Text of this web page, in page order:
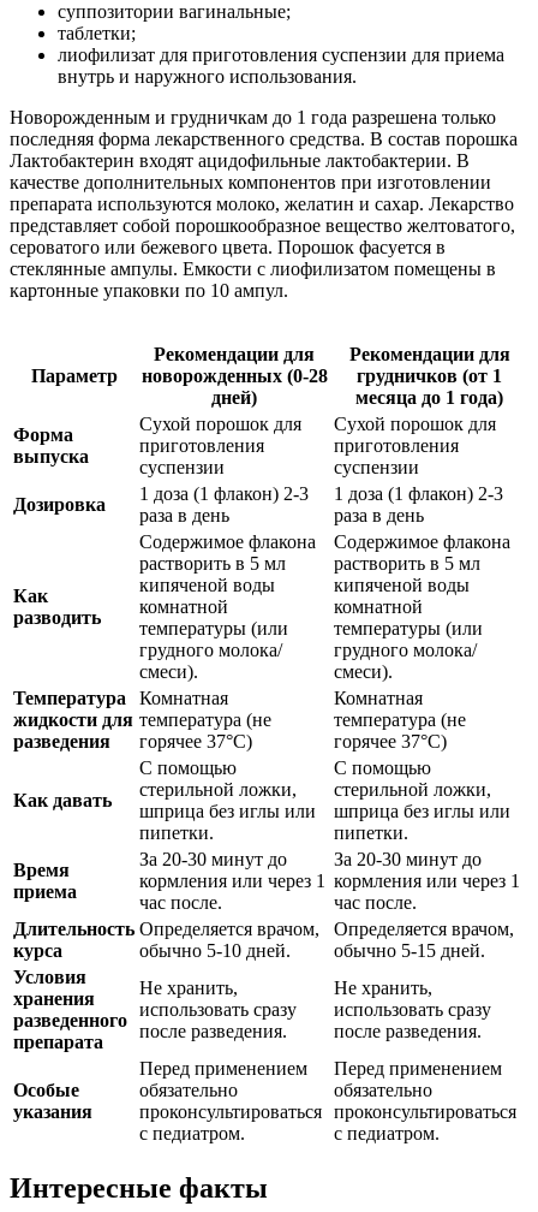
суппозитории вагинальные;
таблетки;
лиофилизат для приготовления суспензии для приема
внутрь и наружного использования.
Новорожденным и грудничкам до 1 года разрешена только
последняя форма лекарственного средства. В состав порошка
Лактобактерин входят ацидофильные лактобактерии. В
качестве дополнительных компонентов при изготовлении
препарата используются молоко, желатин и сахар. Лекарство
представляет собой порошкообразное вещество желтоватого,
сероватого или бежевого цвета. Порошок фасуется в
стеклянные ампулы. Емкости с лиофилизатом помещены в
картонные упаковки по 10 ампул.
Параметр
Рекомендации для
новорожденных (0-28
дней)
Рекомендации для
грудничков (от 1
месяца до 1 года)
Форма
выпуска
Сухой порошок для
приготовления
суспензии
Сухой порошок для
приготовления
суспензии
Дозировка
1 доза (1 флакон) 2-3
раза в день
1 доза (1 флакон) 2-3
раза в день
Как
разводить
Содержимое флакона
растворить в 5 мл
кипяченой воды
комнатной
температуры (или
грудного молока/
смеси).
Содержимое флакона
растворить в 5 мл
кипяченой воды
комнатной
температуры (или
грудного молока/
смеси).
Температура
жидкости для
разведения
Комнатная
температура (не
горячее 37°C)
Комнатная
температура (не
горячее 37°C)
Как давать
С помощью
стерильной ложки,
шприца без иглы или
пипетки.
С помощью
стерильной ложки,
шприца без иглы или
пипетки.
Время
приема
За 20-30 минут до
кормления или через 1
час после.
За 20-30 минут до
кормления или через 1
час после.
Длительность
курса
Определяется врачом,
обычно 5-10 дней.
Определяется врачом,
обычно 5-15 дней.
Условия
хранения
разведенного
препарата
Не хранить,
использовать сразу
после разведения.
Не хранить,
использовать сразу
после разведения.
Особые
указания
Перед применением
обязательно
проконсультироваться
с педиатром.
Перед применением
обязательно
проконсультироваться
с педиатром.
Интересные факты